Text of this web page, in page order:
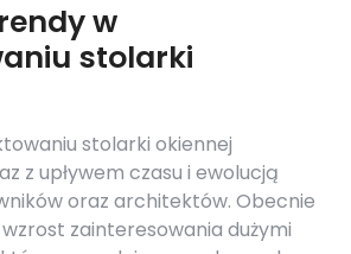
w
stolarki
stolarki okiennej
z upływem czasu i ewolucją
oraz architektów. Obecnie
zainteresowania dużymi